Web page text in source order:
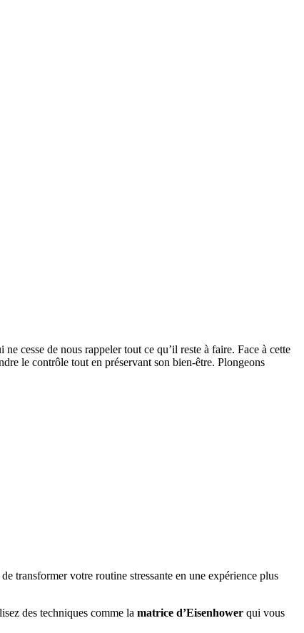
cesse de nous rappeler tout ce qu’il reste à faire. Face à cette
le contrôle tout en préservant son bien-être. Plongeons
transformer votre routine stressante en une expérience plus
des techniques comme la matrice d’Eisenhower qui vous